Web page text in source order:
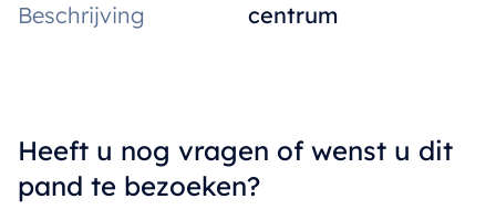
Beschrijving centrum
Heeft u nog vragen of wenst u dit
pand te bezoeken?